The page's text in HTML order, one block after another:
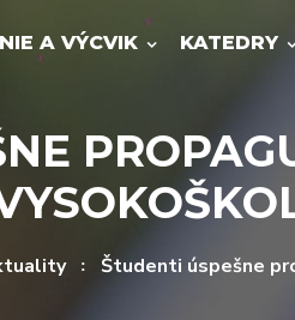
A VÝCVIK KATEDRY
Študenti úspešne